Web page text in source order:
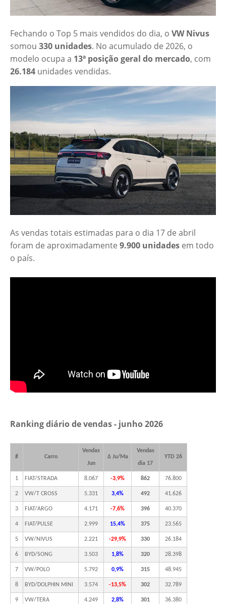
Fechando o Top 5 mais vendidos do dia, o VW Nivus
somou 330 unidades. No acumulado de 2026, o
modelo ocupa a 13ª posição geral do mercado, com
26.184 unidades vendidas.
As vendas totais estimadas para o dia 17 de abril
foram de aproximadamente 9.900 unidades em todo
o país.
Ranking diário de vendas - junho 2026
# Carro
Vendas
Jun
Δ Ju/Ma
Vendas
dia 17
YTD 26
1 FIAT/STRADA 8.067 -3,9% 862 76.800
2 VW/T CROSS 5.331 3,4% 492 41.626
3 FIAT/ARGO 4.171 -7,6% 396 40.370
4 FIAT/PULSE 2.999 15,4% 375 23.565
5 VW/NIVUS 2.221 -29,9% 330 26.184
6 BYD/SONG 3.503 1,8% 320 28.398
7 VW/POLO 5.792 0,9% 315 48.945
8 BYD/DOLPHIN MINI 3.574 -13,5% 302 32.789
9 VW/TERA 4.249 2,8% 301 36.380